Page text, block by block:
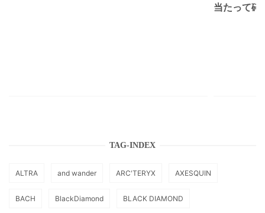
当たって砕
TAG-INDEX
ALTRA and wander ARC'TERYX AXESQUIN
BACH BlackDiamond BLACK DIAMOND